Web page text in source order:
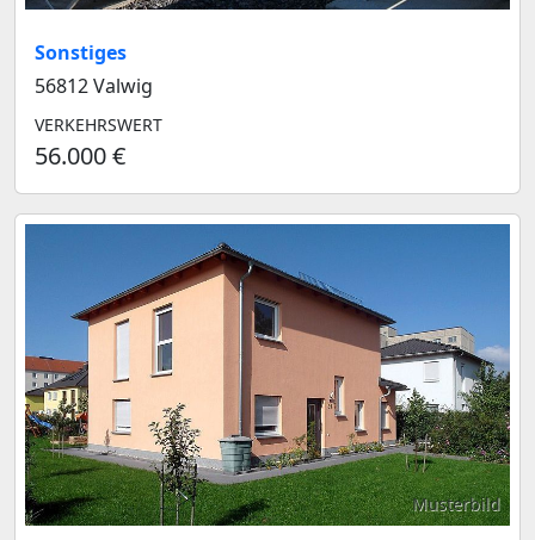
Sonstiges
56812 Valwig
VERKEHRSWERT
56.000 €
Musterbild